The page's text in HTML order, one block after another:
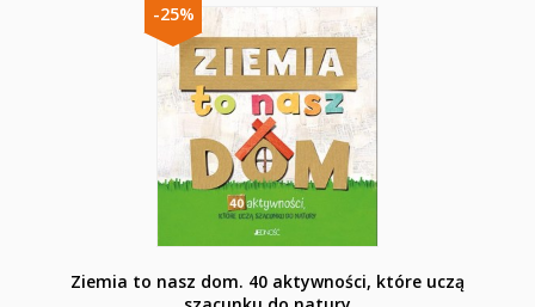
-25%
Ziemia to nasz dom. 40 aktywności, które uczą